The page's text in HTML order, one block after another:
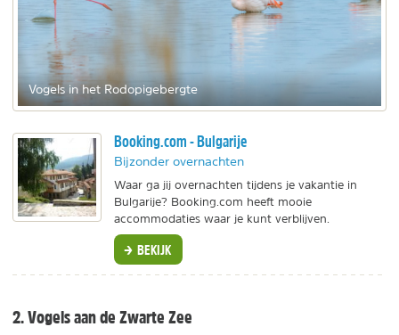
Vogels in het Rodopigebergte
Booking.com - Bulgarije
Bijzonder overnachten
Waar ga jij overnachten tijdens je vakantie in
Bulgarije? Booking.com heeft mooie
accommodaties waar je kunt verblijven.
BEKIJK
2. Vogels aan de Zwarte Zee